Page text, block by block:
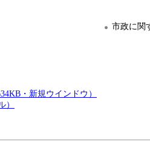
市政に関
・新規ウインドウ）
）